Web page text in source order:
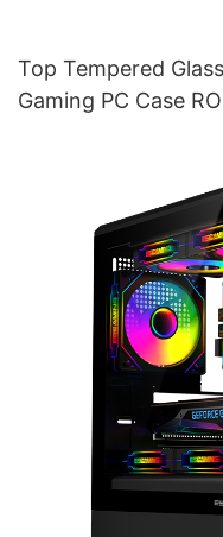
Top Tempered
Gaming PC Case